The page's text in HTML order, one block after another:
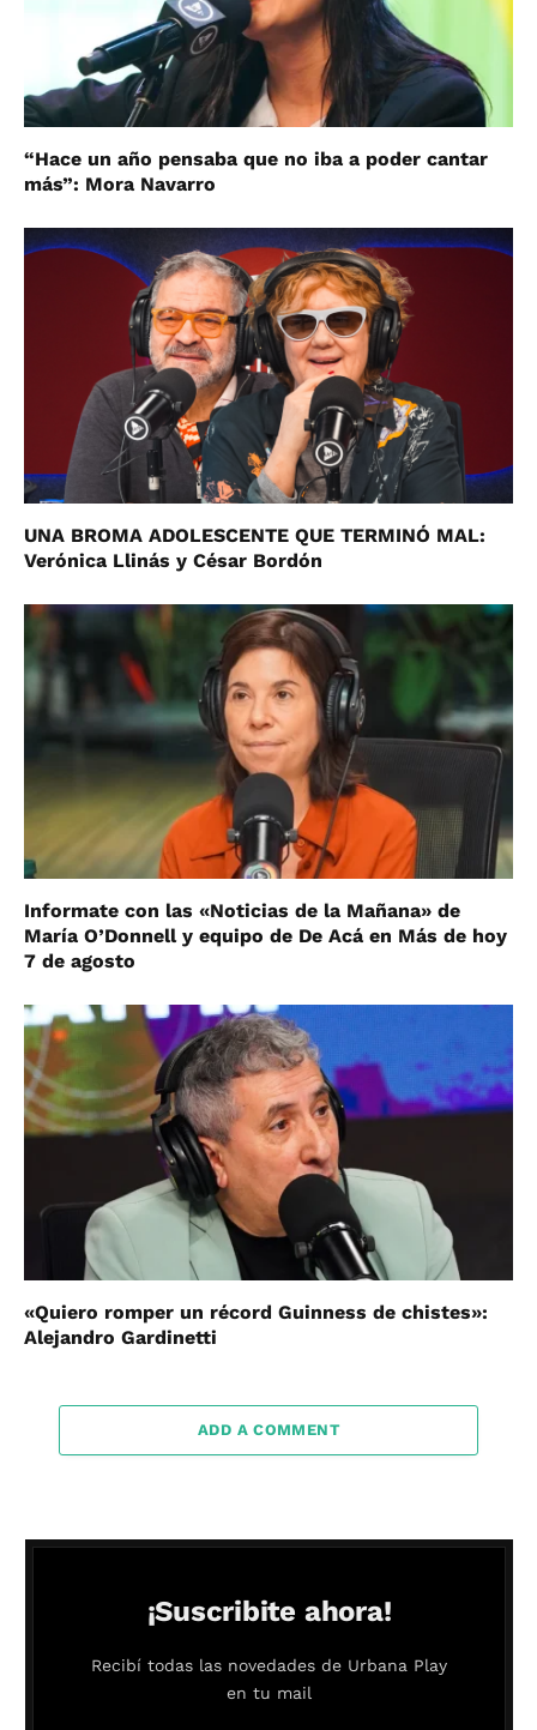
“Hace un año pensaba que no iba a poder cantar
más”: Mora Navarro
UNA BROMA ADOLESCENTE QUE TERMINÓ MAL:
Verónica Llinás y César Bordón
Informate con las «Noticias de la Mañana» de
María O’Donnell y equipo de De Acá en Más de hoy
7 de agosto
«Quiero romper un récord Guinness de chistes»:
Alejandro Gardinetti
ADD A COMMENT
¡Suscribite ahora!
Recibí todas las novedades de Urbana Play
en tu mail